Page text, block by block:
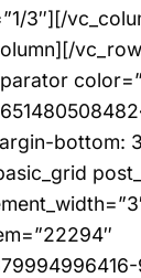
3″][/
bottom: